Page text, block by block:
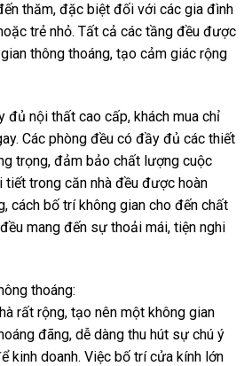
thăm, đặc biệt đối với các gia đình
trẻ nhỏ. Tất cả các tầng đều được
thông thoáng, tạo cảm giác rộng
đủ nội thất cao cấp, khách mua chỉ
Các phòng đều có đầy đủ các thiết
trọng, đảm bảo chất lượng cuộc
tiết trong căn nhà đều được hoàn
cách bố trí không gian cho đến chất
mang đến sự thoải mái, tiện nghi
thoáng:
rất rộng, tạo nên một không gian
đãng, dễ dàng thu hút sự chú ý
kinh doanh. Việc bố trí cửa kính lớn